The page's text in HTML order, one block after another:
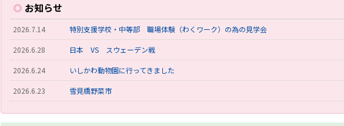
お知らせ
2026.7.14 特別支援学校・中等部 職場体験（わくワーク）の為の見学会
2026.6.28 日本 VS スウェーデン戦
2026.6.24 いしかわ動物園に行ってきました
2026.6.23 雪見橋野菜市
2026.6.23 雪見橋の大掃除を行いました。